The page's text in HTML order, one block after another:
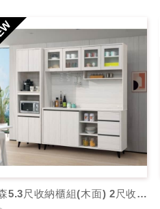
卡森5.3尺收納櫃組(木面) 2尺收納櫃